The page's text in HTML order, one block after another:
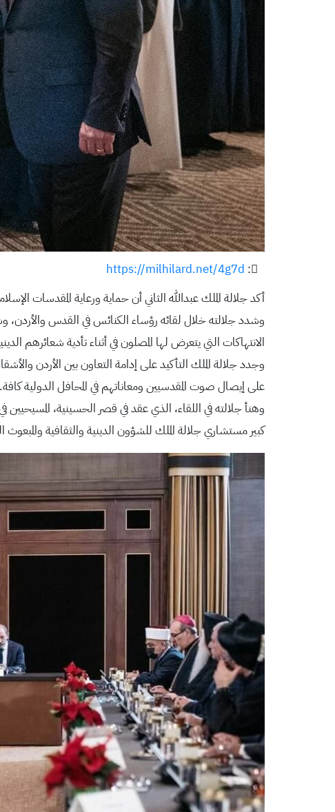
:
https://milhilard.net/4g7d
أكد جلالة الملك عبدالله الثاني أن حماية ورعاية المقدسات
وشدد جلالته خلال لقائه رؤساء الكنائس في القدس
الانتهاكات التي يتعرض لها المصلون في أثناء تأدية شعائرهم
وجدد جلالة الملك التأكيد على إدامة التعاون بين الأردن
على إيصال صوت المقدسيين ومعاناتهم في المحافل الدولية كافة.
وهنأ جلالته في اللقاء، الذي عقد في قصر الحسينية، المسيحيين
كبير مستشاري جلالة الملك للشؤون الدينية والثقافية